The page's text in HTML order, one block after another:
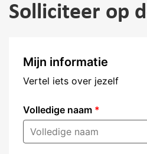
Solliciteer op